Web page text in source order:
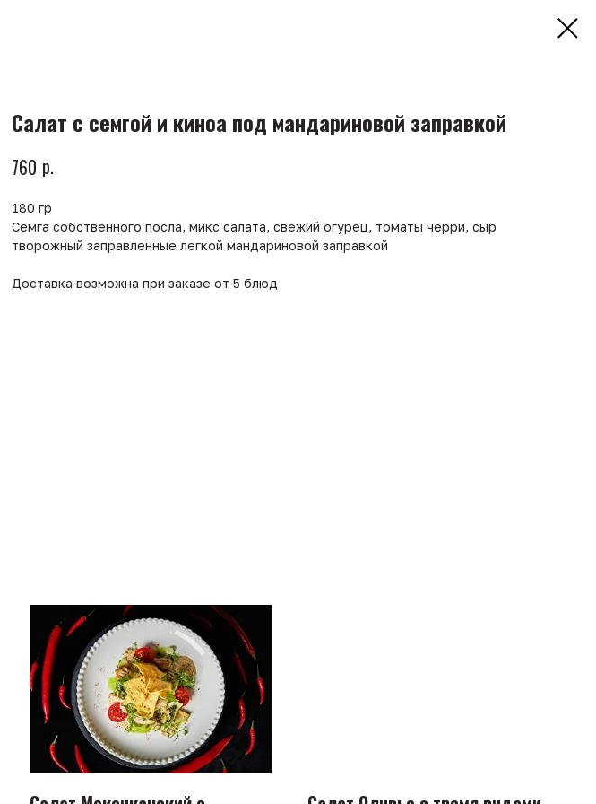
Салат с семгой и киноа под мандариновой заправкой
760 р.
180 гр
Семга собственного посла, микс салата, свежий огурец, томаты черри, сыр
творожный заправленные легкой мандариновой заправкой
Доставка возможна при заказе от 5 блюд